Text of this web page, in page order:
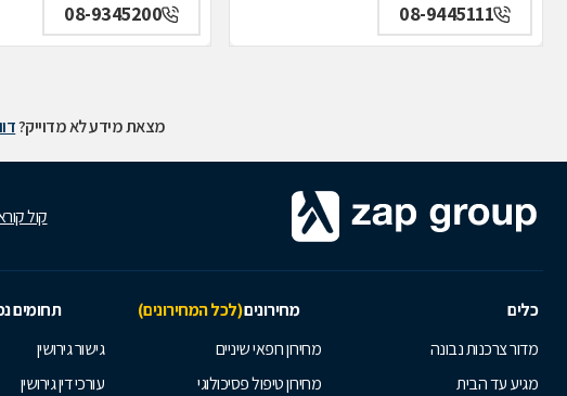
08-9445111
08-9345200
מצאת מידע לא מדוייק?
קול
כלים מחירונים(לכל המחירונים) תחומים
מדור צרכנות נבונה
מגיע עד הבית
מחירון רופאי שיניים
מחירון טיפול פסיכולוגי
גישור גירושין
עורכי דין גירושין